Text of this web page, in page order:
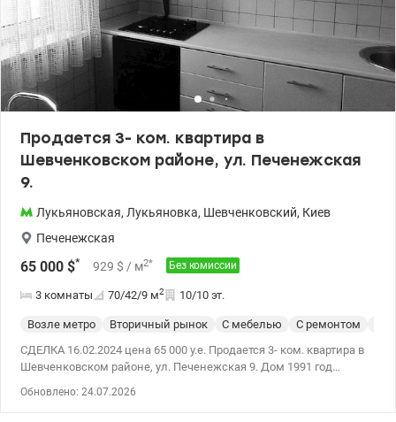
Продается 3- ком. квартира в
Шевченковском районе, ул. Печенежская
9.
Лукьяновская, Лукьяновка, Шевченковский, Киев
Печенежская
65 000 $* 929 $ / м2* Без комиссии
3 комнаты 70/42/9 м2 10/10 эт.
Возле метро Вторичный рынок С мебелью С ремонтом
СДЕЛКА 16.02.2024 цена 65 000 у.е. Продается 3- ком. квартира в
Шевченковском районе, ул. Печенежская 9. Дом 1991 год
Обновлено: 24.07.2026